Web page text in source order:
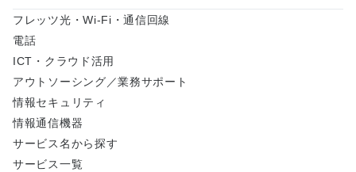
ァイルのPDFアイコンを右クリックする。
ソコン上へダウンロードする。
ダウンロードしたファイルを実行する。
電子取扱説明書はPDFファイルです。比較的容量が
大きいものもあります。ダウンロードによる損害が
フレッツ光・Wi-Fi・通信回線
電話
ICT・クラウド活用
アウトソーシング／業務サポート
情報セキュリティ
情報通信機器
サービス名から探す
サービス一覧